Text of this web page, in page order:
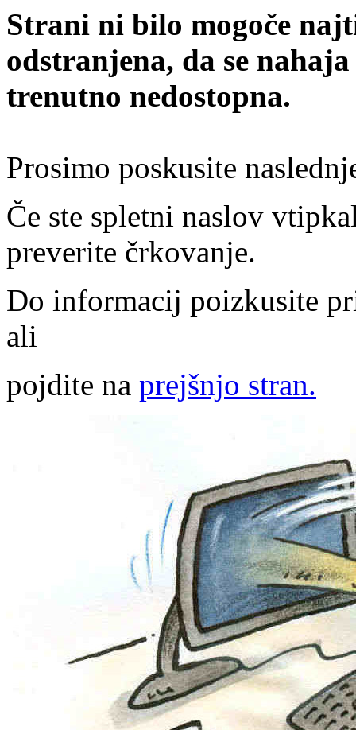
Strani ni bilo mogoče
odstranjena, da se
trenutno nedostopna.
Prosimo poskusite
Če ste spletni naslov
preverite črkovanje.
Do informacij poizkusite
ali
pojdite na prejšnjo stran.